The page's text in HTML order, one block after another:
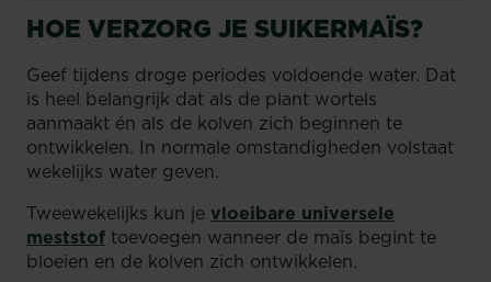
HOE VERZORG JE SUIKERMAÏS?
Geef tijdens droge periodes voldoende water. Dat
is heel belangrijk dat als de plant wortels
aanmaakt én als de kolven zich beginnen te
ontwikkelen. In normale omstandigheden volstaat
wekelijks water geven.
Tweewekelijks kun je vloeibare universele
meststof toevoegen wanneer de maïs begint te
bloeien en de kolven zich ontwikkelen.